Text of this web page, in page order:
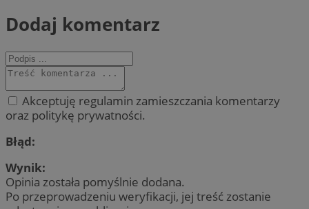
Dodaj komentarz
Akceptuję regulamin zamieszczania komentarzy
oraz politykę prywatności.
Błąd:
Wynik:
Opinia została pomyślnie dodana.
Po przeprowadzeniu weryfikacji, jej treść zostanie